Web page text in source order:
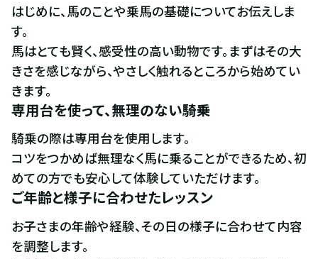
はじめに、馬のことや乗馬の基礎についてお伝えしま
す。
馬はとても賢く、感受性の高い動物です。まずはその大
きさを感じながら、やさしく触れるところから始めてい
きます。
専用台を使って、無理のない騎乗
騎乗の際は専用台を使用します。
コツをつかめば無理なく馬に乗ることができるため、初
めての方でも安心して体験していただけます。
ご年齢と様子に合わせたレッスン
お子さまの年齢や経験、その日の様子に合わせて内容
を調整します。